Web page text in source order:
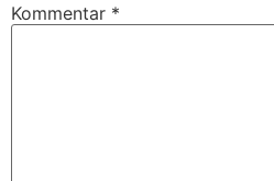
Kommentar *